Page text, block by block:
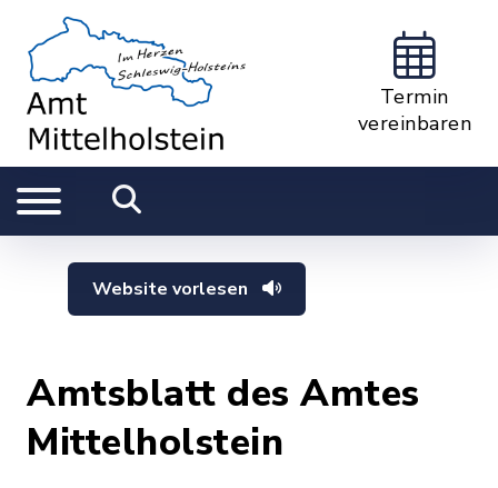
Termin
vereinbaren
Website vorlesen
Amtsblatt des Amtes
Mittelholstein